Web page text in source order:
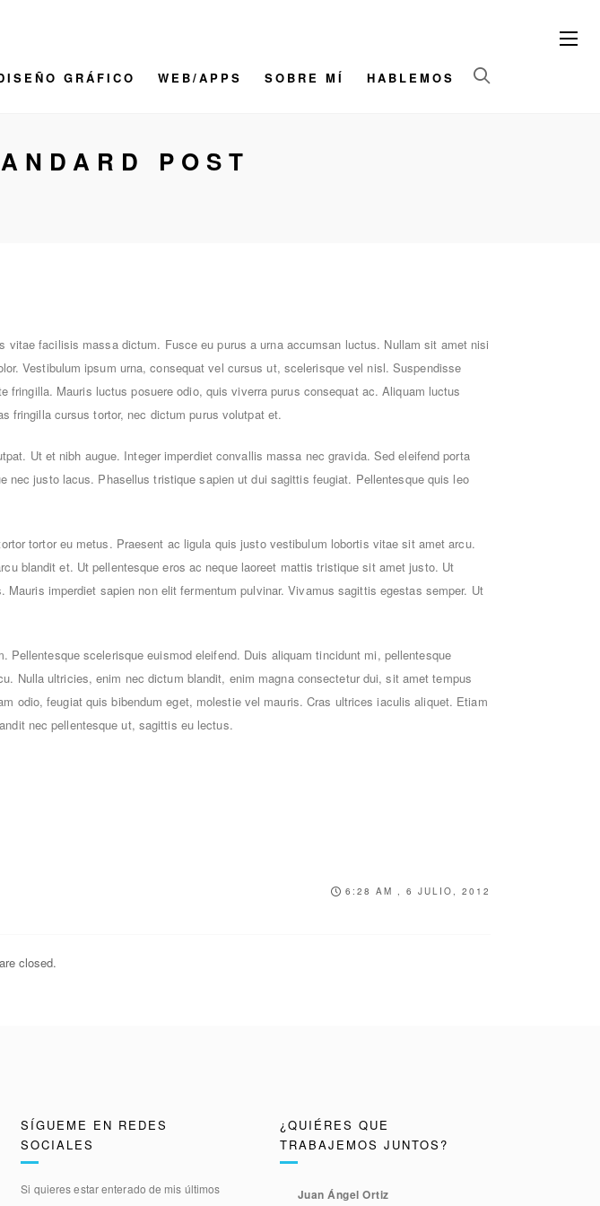
GRÁFICO WEB/APPS SOBRE MÍ HABLEMOS
POST
facilisis massa dictum. Fusce eu purus a urna accumsan luctus. Nullam sit amet nisi
Vestibulum ipsum urna, consequat vel cursus ut, scelerisque vel nisl. Suspendisse
Mauris luctus posuere odio, quis viverra purus consequat ac. Aliquam luctus
fringilla cursus tortor, nec dictum purus volutpat et.
Ut et nibh augue. Integer imperdiet convallis massa nec gravida. Sed eleifend porta
justo lacus. Phasellus tristique sapien ut dui sagittis feugiat. Pellentesque quis leo
tortor eu metus. Praesent ac ligula quis justo vestibulum lobortis vitae sit amet arcu.
blandit et. Ut pellentesque eros ac neque laoreet mattis tristique sit amet justo. Ut
imperdiet sapien non elit fermentum pulvinar. Vivamus sagittis egestas semper. Ut
scelerisque euismod eleifend. Duis aliquam tincidunt mi, pellentesque
Nulla ultricies, enim nec dictum blandit, enim magna consectetur dui, sit amet tempus
odio, feugiat quis bibendum eget, molestie vel mauris. Cras ultrices iaculis aliquet. Etiam
nec pellentesque ut, sagittis eu lectus.
6:28 AM , 6 JULIO, 2012
closed.
SÍGUEME EN REDES
SOCIALES
Si quieres estar enterado de mis últimos
¿QUIÉRES QUE
TRABAJEMOS JUNTOS?
Juan Ángel Ortiz